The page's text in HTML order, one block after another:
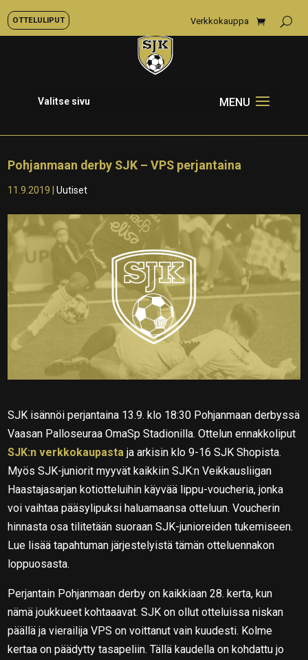
OTTELULIPUT Verkkokauppa
Valitse sivu
Pohjanmaan derby SJK – VPS perjantaina
11.9.2019 |Uutiset
SJK isännöi perjantaina 13.9. klo 18:30 Pohjanmaan derbyssä
Vaasan Palloseuraa OmaSp Stadionilla. Ottelun ennakkoliput
SJK:n verkkokaupasta ja arkisin klo 9-16 SJK Shopista.
Myös SJK-juniorit myyvät kaikkiin SJK:n Veikkausliigan
Haastajasarjan kotiotteluihin käyvää lippu-voucheria, jonka
voi vaihtaa pääsylipuksi haluamaansa otteluun. Voucherin
hinnasta osa tilitetään suoraan SJK-junioreiden tukemiseen.
Lue lisää tapahtuman järjestelyistä tämän otteluennakon
loppuosasta.
Perjantain Pohjanmaan derby on kaikkiaan 28. kerta, kun
nämä joukkueet kohtaaavat. SJK on ollut otteluissa niskan
päällä ja vierailija VPS on voittanut vain kuudesti. Kolme
kertaa on päädytty tasapeliin. Tällä kaudella on kohdattu jo